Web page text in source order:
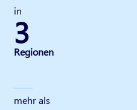
in
3
Regionen
mehr als